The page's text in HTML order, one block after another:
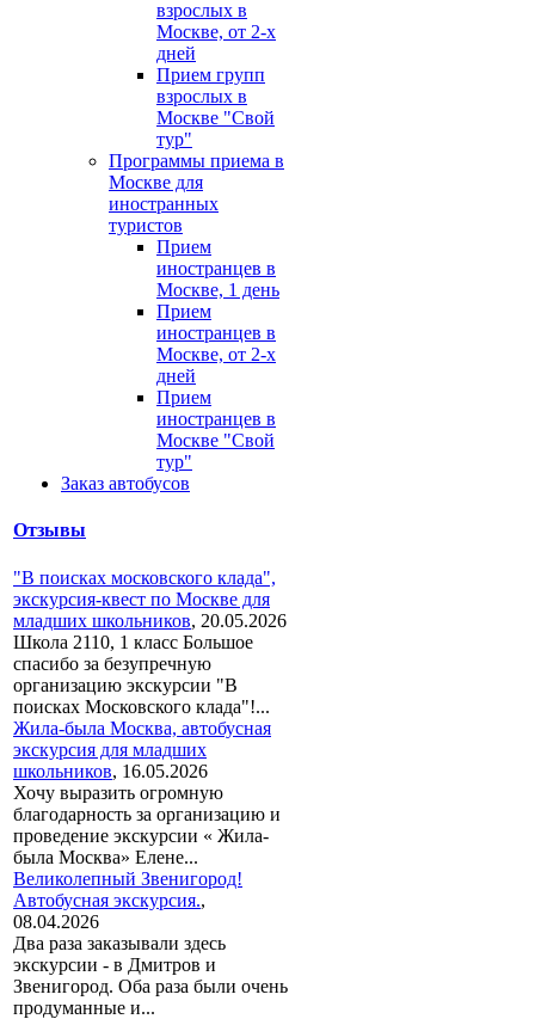
взрослых в
Москве, от 2-х
дней
Прием групп
взрослых в
Москве "Свой
тур"
Программы приема в
Москве для
иностранных
туристов
Прием
иностранцев в
Москве, 1 день
Прием
иностранцев в
Москве, от 2-х
дней
Прием
иностранцев в
Москве "Свой
тур"
Заказ автобусов
Отзывы
"В поисках московского клада",
экскурсия-квест по Москве для
младших школьников, 20.05.2026
Школа 2110, 1 класс Большое
спасибо за безупречную
организацию экскурсии "В
поисках Московского клада"!...
Жила-была Москва, автобусная
экскурсия для младших
школьников, 16.05.2026
Хочу выразить огромную
благодарность за организацию и
проведение экскурсии « Жила-
была Москва» Елене...
Великолепный Звенигород!
Автобусная экскурсия.,
08.04.2026
Два раза заказывали здесь
экскурсии - в Дмитров и
Звенигород. Оба раза были очень
продуманные и...